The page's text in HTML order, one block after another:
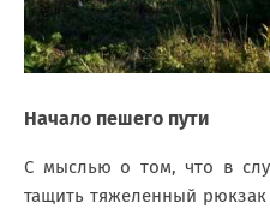
Начало пешего пути
С мыслью о том, что в
тащить тяжеленный